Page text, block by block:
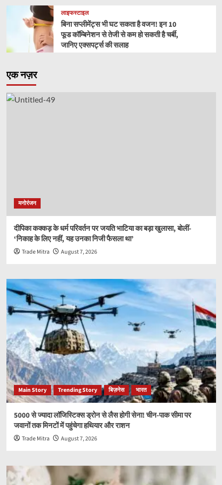
लाइफस्टाइल
बिना सप्लीमेंट्स भी घट सकता है वजन! इन 10
फूड कॉम्बिनेशन से तेजी से कम हो सकती है चर्बी,
जानिए एक्सपर्ट्स की सलाह
एक नज़र
मनोरंजन
दीपिका कक्कड़ के धर्म परिवर्तन पर जयति भाटिया का बड़ा खुलासा, बोलीं-
‘निकाह के लिए नहीं, यह उनका निजी फैसला था’
Trade Mitra August 7, 2026
Main Story Trending Story बिज़नेस भारत
5000 से ज्यादा लॉजिस्टिक्स ड्रोन से लैस होगी सेना! चीन-पाक सीमा पर
जवानों तक मिनटों में पहुंचेगा हथियार और राशन
Trade Mitra August 7, 2026